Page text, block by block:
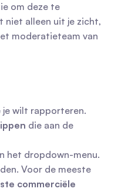
om deze te
niet alleen uit je zicht,
moderatieteam van
je wilt rapporteren.
die aan de
het dropdown-menu.
Voor de meeste
commerciële